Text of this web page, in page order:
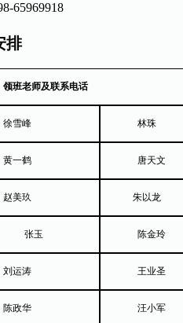
65969918
排
领班老师及联系电话
徐雪峰 林珠
黄一鹤 唐天文
赵美玖 朱以龙
张玉 陈金玲
刘运涛 王业圣
陈政华 汪小军